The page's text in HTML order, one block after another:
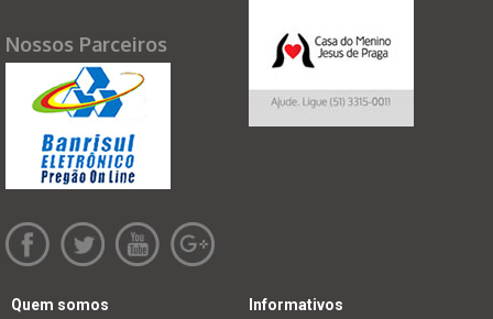
Nossos Parceiros
Quem somos Informativos